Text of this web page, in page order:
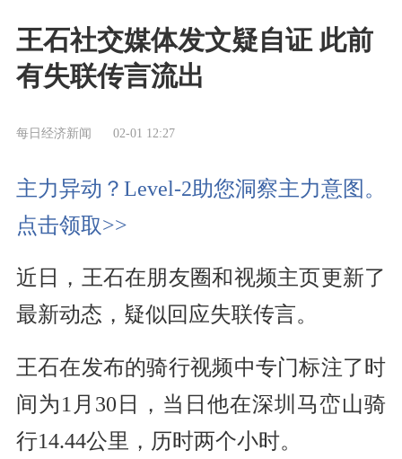
王石社交媒体发文疑自证 此前
有失联传言流出
每日经济新闻 02-01 12:27
主力异动？Level-2助您洞察主力意图。
点击领取>>
近日，王石在朋友圈和视频主页更新了
最新动态，疑似回应失联传言。
王石在发布的骑行视频中专门标注了时
间为1月30日，当日他在深圳马峦山骑
行14.44公里，历时两个小时。